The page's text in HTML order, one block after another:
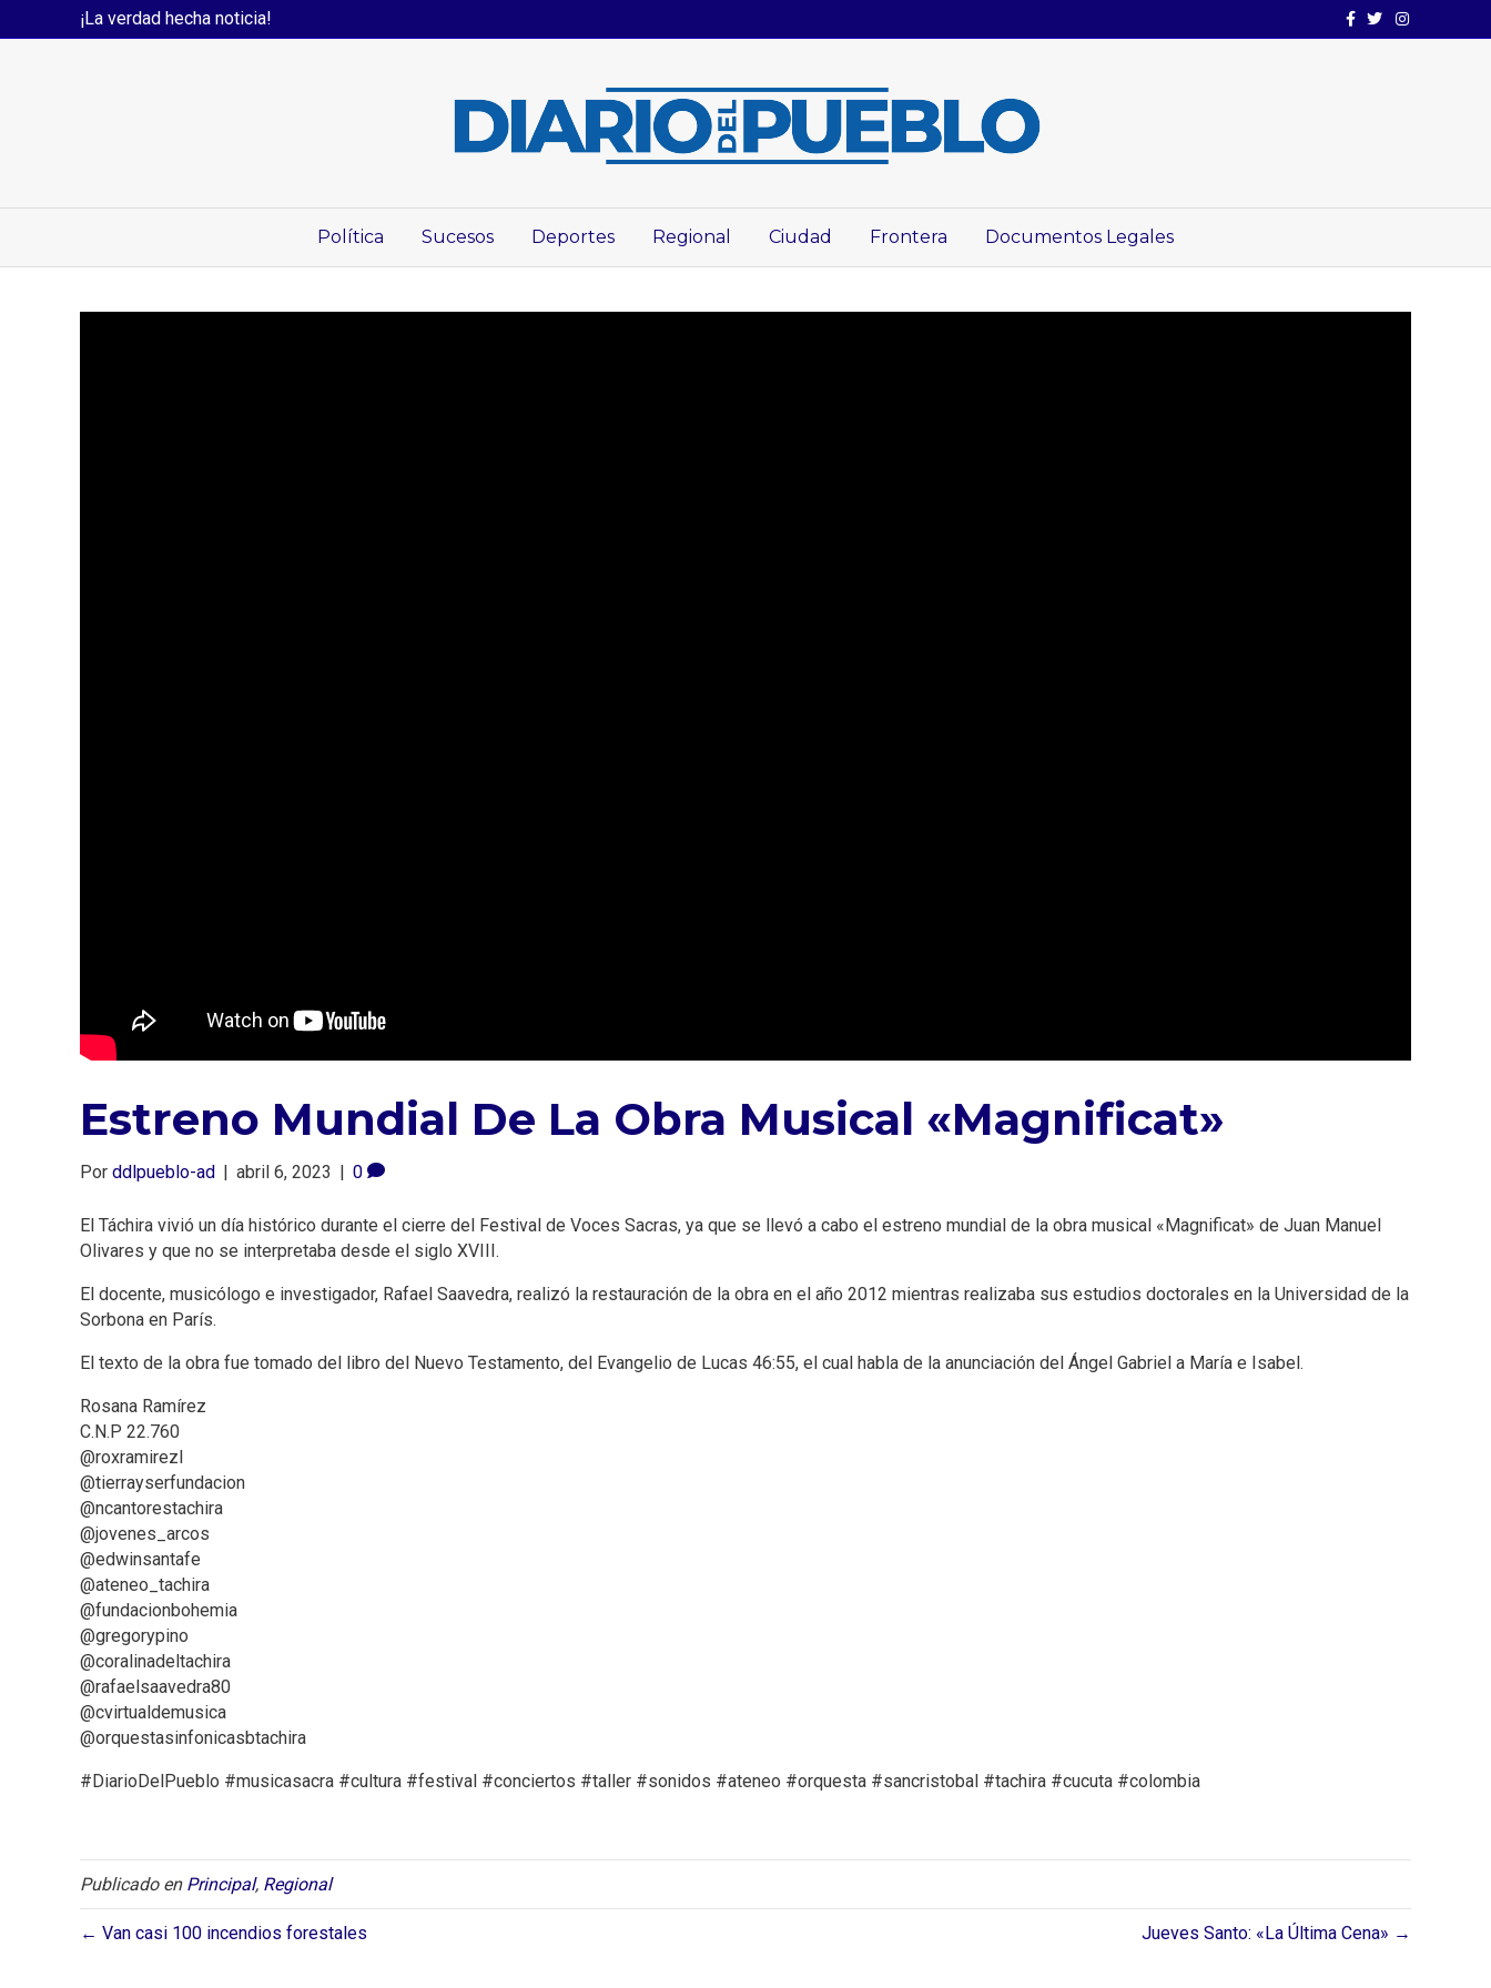
¡La verdad hecha noticia! Facebook
TwitterInstagram
Política Sucesos Deportes Regional Ciudad Frontera Documentos Legales
Estreno Mundial De La Obra Musical «Magnificat»
Por ddlpueblo-ad | abril 6, 2023 | 0
El Táchira vivió un día histórico durante el cierre del Festival de Voces Sacras, ya que se llevó a cabo el estreno mundial de la obra musical «Magnificat» de Juan Manuel
Olivares y que no se interpretaba desde el siglo XVIII.
El docente, musicólogo e investigador, Rafael Saavedra, realizó la restauración de la obra en el año 2012 mientras realizaba sus estudios doctorales en la Universidad de la
Sorbona en París.
El texto de la obra fue tomado del libro del Nuevo Testamento, del Evangelio de Lucas 46:55, el cual habla de la anunciación del Ángel Gabriel a María e Isabel.
Rosana Ramírez
C.N.P 22.760
@roxramirezl
@tierrayserfundacion
@ncantorestachira
@jovenes_arcos
@edwinsantafe
@ateneo_tachira
@fundacionbohemia
@gregorypino
@coralinadeltachira
@rafaelsaavedra80
@cvirtualdemusica
@orquestasinfonicasbtachira
#DiarioDelPueblo #musicasacra #cultura #festival #conciertos #taller #sonidos #ateneo #orquesta #sancristobal #tachira #cucuta #colombia
Publicado en Principal, Regional
← Van casi 100 incendios forestales ⁣ Jueves Santo: «La Última Cena» →